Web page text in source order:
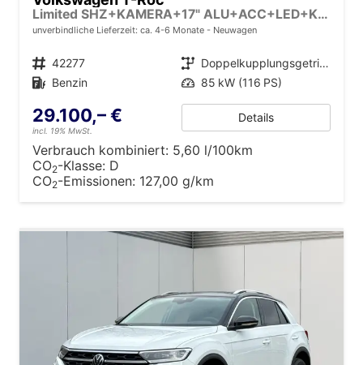
Limited SHZ+KAMERA+17" ALU+ACC+LED+KLIMA+PARK ASSIST
unverbindliche Lieferzeit: ca. 4-6 Monate Neuwagen
Fahrzeugnr. 42277 Getriebe
Doppelkupplungsgetriebe (DSG)
Kraftstoff Benzin Leistung 85 kW (116 PS)
29.100,– €
incl. 19% MwSt.
Details
Verbrauch kombiniert: 5,60 l/100km
CO2-Klasse: D
CO2-Emissionen: 127,00 g/km